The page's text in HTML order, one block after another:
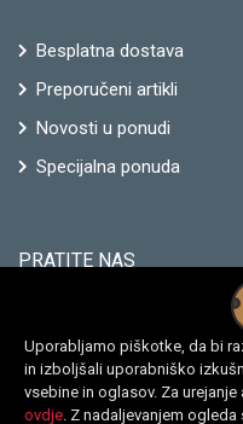
Uporabljamo piškotke, da bi
in izboljšali uporabniško
vsebine in oglasov. Za
ovdje. Z nadaljevanjem
Besplatna dostava
Preporučeni artikli
Novosti u ponudi
Specijalna ponuda
PRATITE NAS